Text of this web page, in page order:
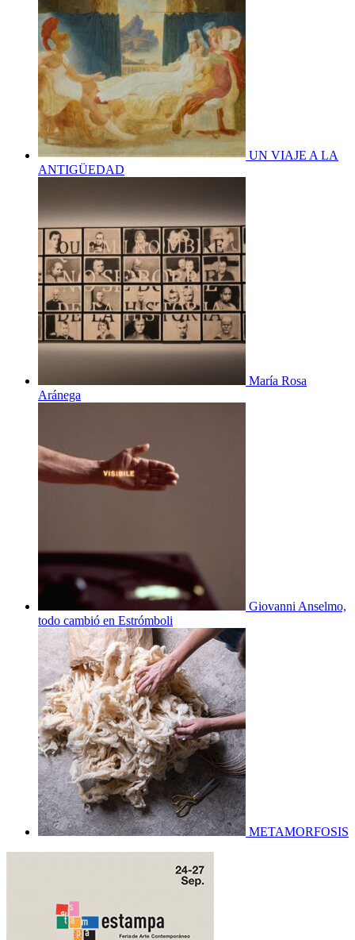
UN VIAJE A LA
ANTIGÜEDAD
María Rosa
Aránega
Giovanni Anselmo,
todo cambió en Estrómboli
METAMORFOSIS